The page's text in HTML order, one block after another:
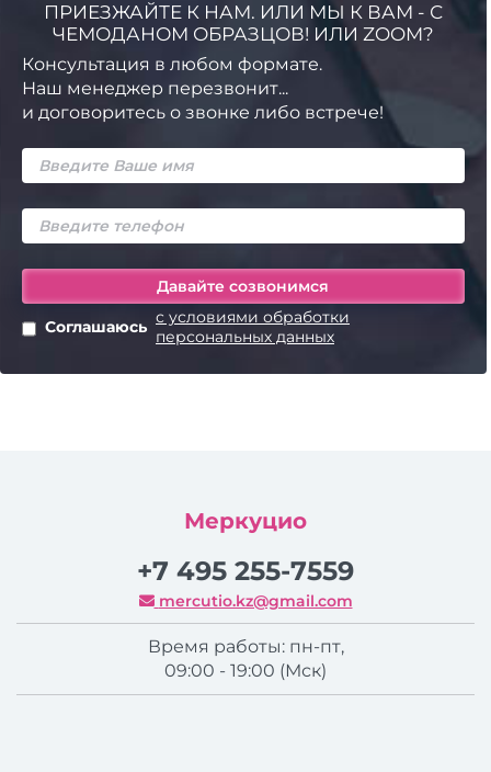
ПРИЕЗЖАЙТЕ К НАМ. ИЛИ МЫ К ВАМ - С
ЧЕМОДАНОМ ОБРАЗЦОВ! ИЛИ ZOOM?
Консультация в любом формате.
Наш менеджер перезвонит...
и договоритесь о звонке либо встрече!
Соглашаюсь с условиями обработки
персональных данных
Меркуцио
+7 495 255-7559
mercutio.kz@gmail.com
Время работы: пн-пт,
09:00 - 19:00 (Мск)